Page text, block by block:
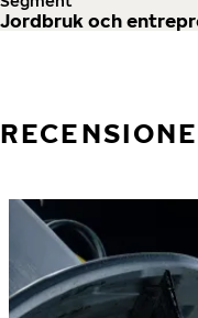
Jordbruk och